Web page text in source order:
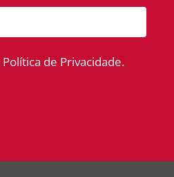
de Privacidade.